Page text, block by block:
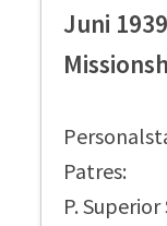
Juni 1939
Patres:
P.